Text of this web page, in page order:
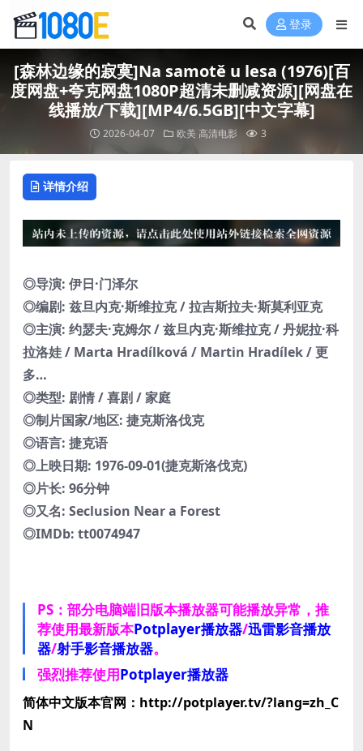
登录
[森林边缘的寂寞]Na samotě u lesa (1976)[百
度网盘+夸克网盘1080P超清未删减资源][网盘在
线播放/下载][MP4/6.5GB][中文字幕]
2026-04-07 欧美高清电影 3
详情介绍
◎导演: 伊日·门泽尔
◎编剧: 兹旦内克·斯维拉克 / 拉吉斯拉夫·斯莫利亚克
◎主演: 约瑟夫·克姆尔 / 兹旦内克·斯维拉克 / 丹妮拉·科
拉洛娃 / Marta Hradílková / Martin Hradílek / 更
多…
◎类型: 剧情 / 喜剧 / 家庭
◎制片国家/地区: 捷克斯洛伐克
◎语言: 捷克语
◎上映日期: 1976-09-01(捷克斯洛伐克)
◎片长: 96分钟
◎又名: Seclusion Near a Forest
◎IMDb: tt0074947
PS：部分电脑端旧版本播放器可能播放异常，推
荐使用最新版本Potplayer播放器/迅雷影音播放
器/射手影音播放器。
强烈推荐使用Potplayer播放器
简体中文版本官网：http://potplayer.tv/?lang=zh_C
N